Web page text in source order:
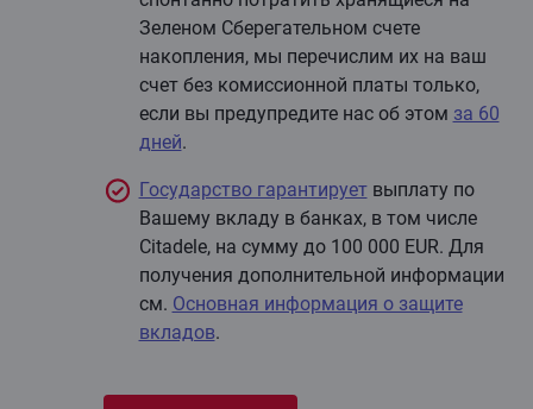
Зеленом Cберегательном счете
накопления, мы перечислим их на ваш
счет без комиссионной платы только,
если вы предупредите нас об этом за 60
дней.
Государство гарантируетвыплату по
Вашему вкладу в банках, в том числе
Citadele, на сумму до 100 000 EUR. Для
получения дополнительной информации
см. Основная информация о защите
вкладов.